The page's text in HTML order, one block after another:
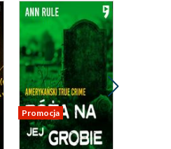
Promocja